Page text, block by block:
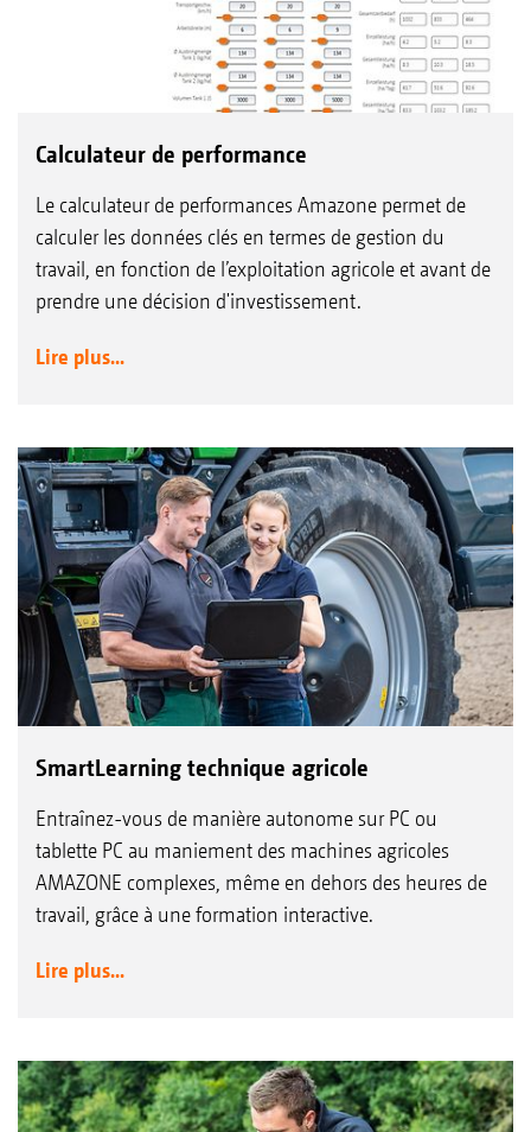
Calculateur de performance
Le calculateur de performances Amazone permet de
calculer les données clés en termes de gestion du
travail, en fonction de l’exploitation agricole et avant de
prendre une décision d'investissement.
Lire plus...
SmartLearning technique agricole
Entraînez-vous de manière autonome sur PC ou
tablette PC au maniement des machines agricoles
AMAZONE complexes, même en dehors des heures de
travail, grâce à une formation interactive.
Lire plus...